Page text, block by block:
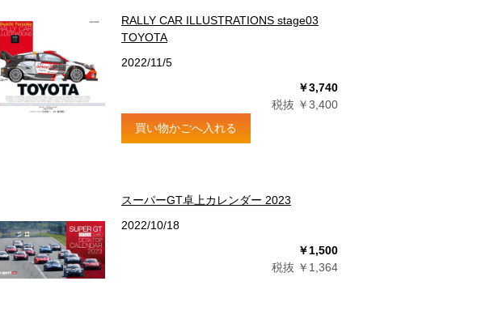
RALLY CAR ILLUSTRATIONS stage03
TOYOTA
2022/11/5
￥3,740
税抜 ￥3,400
買い物かごへ入れる
スーパーGT卓上カレンダー 2023
2022/10/18
￥1,500
税抜 ￥1,364